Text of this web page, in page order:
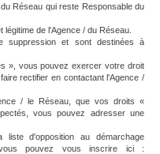
Réseau qui reste Responsable du
légitime de l'Agence / du Réseau.
suppression et sont destinées à
», vous pouvez exercer votre droit
rectifier en contactant l'Agence /
/ le Réseau, que vos droits «
vous pouvez adresser une
d'opposition au démarchage
pouvez vous inscrire ici :